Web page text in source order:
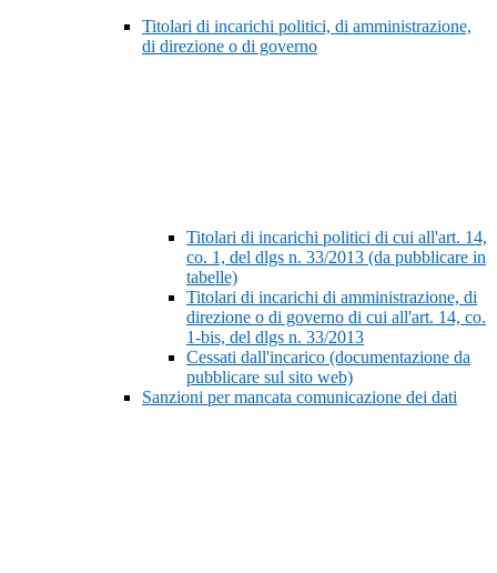
Titolari di incarichi politici, di amministrazione,
di direzione o di governo
Titolari di incarichi politici di cui all'art. 14,
co. 1, del dlgs n. 33/2013 (da pubblicare in
tabelle)
Titolari di incarichi di amministrazione, di
direzione o di governo di cui all'art. 14, co.
1-bis, del dlgs n. 33/2013
Cessati dall'incarico (documentazione da
pubblicare sul sito web)
Sanzioni per mancata comunicazione dei dati